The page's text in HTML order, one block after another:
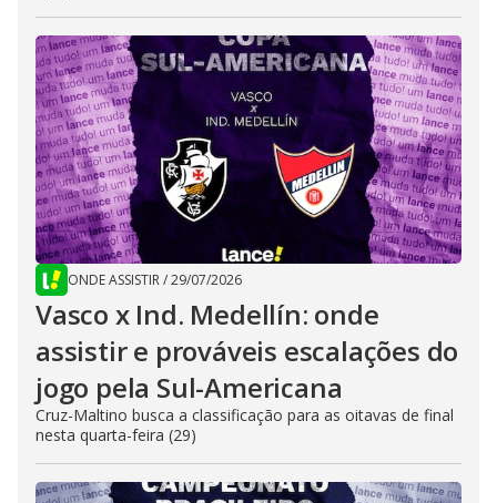
ONDE ASSISTIR/29/07/2026
Vasco x Ind. Medellín: onde
assistir e prováveis escalações do
jogo pela Sul-Americana
Cruz-Maltino busca a classificação para as oitavas de final
nesta quarta-feira (29)